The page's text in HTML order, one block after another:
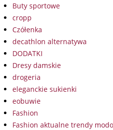
Buty sportowe
cropp
Czółenka
decathlon alternatywa
DODATKI
Dresy damskie
drogeria
eleganckie sukienki
eobuwie
Fashion
Fashion aktualne trendy